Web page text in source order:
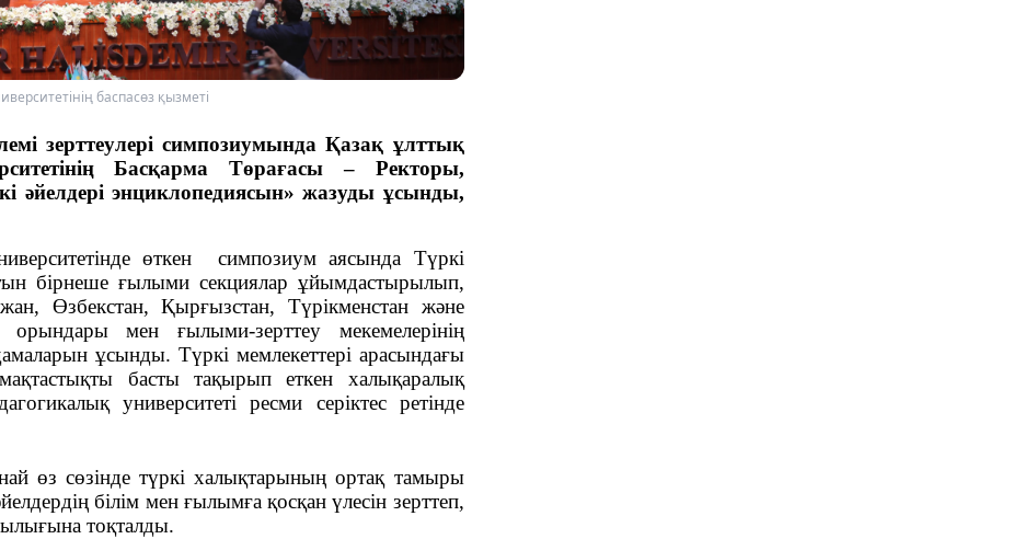
баспасөз қызметі
зерттеулері симпозиумында Қазақ ұлттық
БасқармаТөрағасы – Ректоры,
әйелдері энциклопедиясын» жазуды ұсынды,
өткен
симпозиум аясында Түркі
бірнеше ғылыми секциялар ұйымдастырылып,
Өзбекстан, Қырғызстан, Түрікменстан және
мен ғылыми-зерттеу мекемелерінің
ұсынды. Түркі мемлекеттері арасындағы
басты тақырып еткен халықаралық
университеті ресми серіктес ретінде
өз сөзінде түркі халықтарының ортақ тамыры
білім мен ғылымға қосқан үлесін зерттеп,
тоқталды.